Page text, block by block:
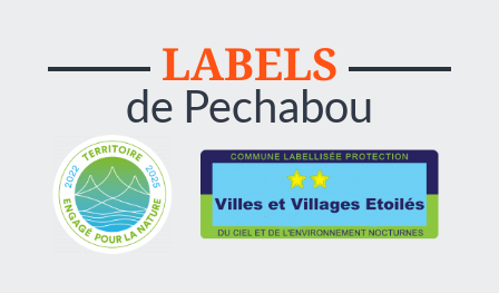
LABELS
de Pechabou